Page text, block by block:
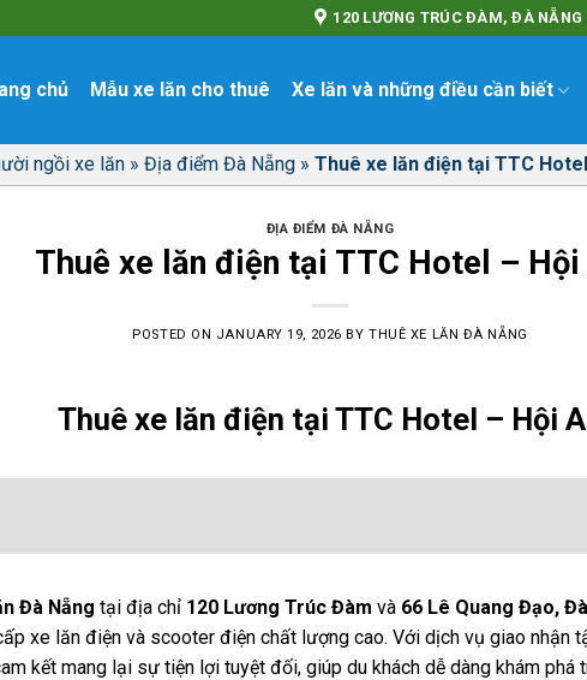
120 LƯƠNG TRÚC ĐÀM, ĐÀ NẴNG
chủ Mẫu xe lăn cho thuê Xe lăn và những điều cần biết
ngồi xe lăn » Địa điểm Đà Nẵng » Thuê xe lăn điện tại TTC
ĐỊA ĐIỂM ĐÀ NẴNG
Thuê xe lăn điện tại TTC Hotel – Hội
POSTED ON JANUARY 19, 2026 BYTHUÊ XE LĂN ĐÀ NẴNG
Thuê xe lăn điện tại TTC Hotel – Hội
Đà Nẵng tại địa chỉ 120 Lương Trúc Đàm và 66 Lê Quang Đạo,
xe lăn điện và scooter điện chất lượng cao. Với dịch vụ giao nhận
kết mang lại sự tiện lợi tuyệt đối, giúp du khách dễ dàng khám phá